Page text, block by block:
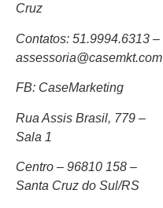
Cruz
Contatos: 51.9994.6313 –
assessoria@casemkt.com
FB: CaseMarketing
Rua Assis Brasil, 779 –
Sala 1
Centro – 96810 158 –
Santa Cruz do Sul/RS